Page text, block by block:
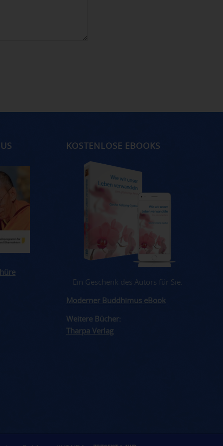
KOSTENLOSE EBOOKS
Ein Geschenk des Autors für Sie.
Moderner Buddhimus eBook
Weitere Bücher:
Tharpa Verlag